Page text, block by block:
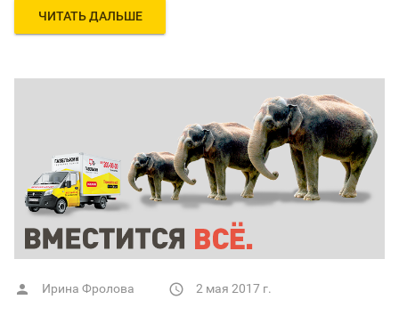
ЧИТАТЬ ДАЛЬШЕ
 Ирина Фролова  2 мая 2017 г.